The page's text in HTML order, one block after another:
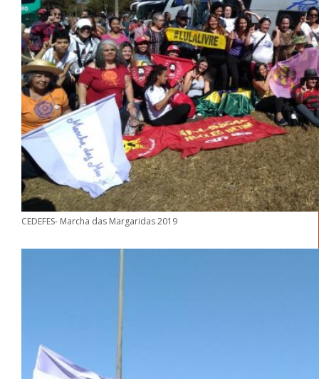
CEDEFES- Marcha das Margaridas 2019